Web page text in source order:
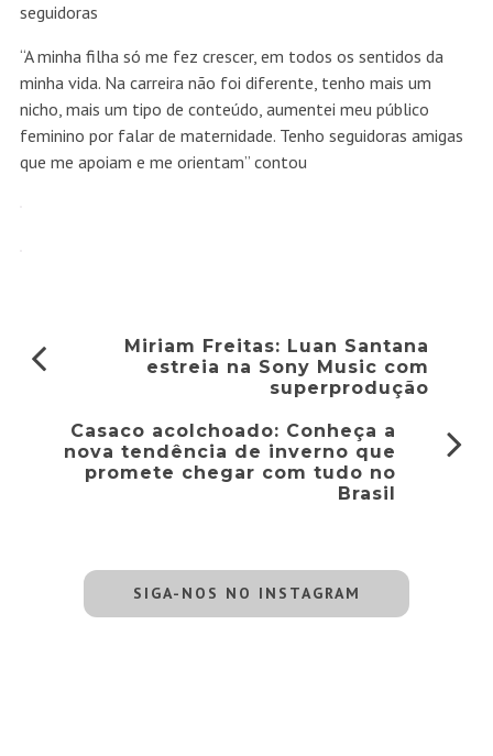
seguidoras
“A minha filha só me fez crescer, em todos os sentidos da
minha vida. Na carreira não foi diferente, tenho mais um
nicho, mais um tipo de conteúdo, aumentei meu público
feminino por falar de maternidade. Tenho seguidoras amigas
que me apoiam e me orientam” contou
Miriam Freitas: Luan Santana
estreia na Sony Music com
superprodução
Casaco acolchoado: Conheça a
nova tendência de inverno que
promete chegar com tudo no
Brasil
SIGA-NOS NO INSTAGRAM